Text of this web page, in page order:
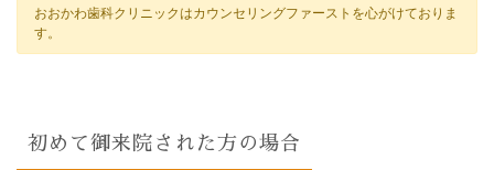
おおかわ歯科クリニックはカウンセリングファーストを心がけておりま
す。
初めて御来院された方の場合